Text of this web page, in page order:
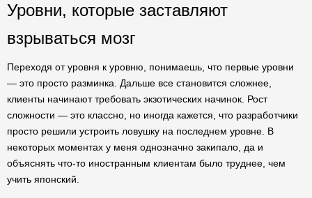
Уровни, которые заставляют
взрываться мозг
Переходя от уровня к уровню, понимаешь, что первые уровни
— это просто разминка. Дальше все становится сложнее,
клиенты начинают требовать экзотических начинок. Рост
сложности — это классно, но иногда кажется, что разработчики
просто решили устроить ловушку на последнем уровне. В
некоторых моментах у меня однозначно закипало, да и
объяснять что-то иностранным клиентам было труднее, чем
учить японский.